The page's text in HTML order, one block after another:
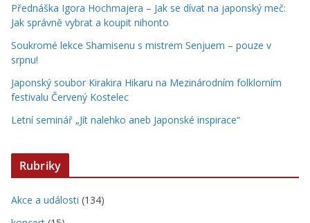
Přednáška Igora Hochmajera – Jak se dívat na japonský meč:
Jak správně vybrat a koupit nihonto
Soukromé lekce Shamisenu s mistrem Senjuem – pouze v
srpnu!
Japonský soubor Kirakira Hikaru na Mezinárodním folklorním
festivalu Červený Kostelec
Letní seminář „Jít nalehko aneb Japonské inspirace“
Rubriky
Akce a události (134)